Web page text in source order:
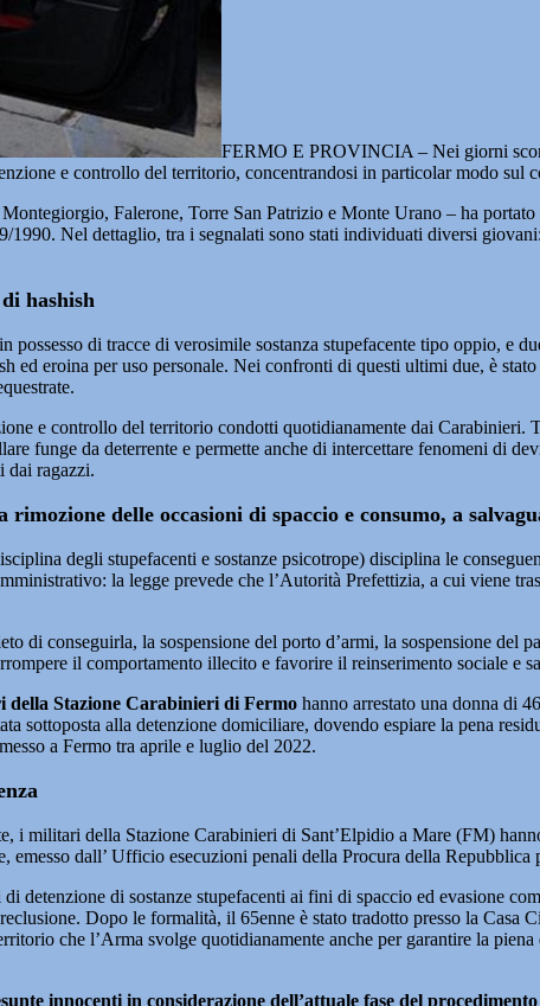
FERMO E PROVINCIA – Nei giorni
e controllo del territorio, concentrandosi in particolar modo sul
Falerone, Torre San Patrizio e Monte Urano – ha
1990. Nel dettaglio, tra i segnalati sono stati individuati diversi
hashish
di tracce di verosimile sostanza stupefacente tipo oppio, e
ed eroina per uso personale. Nei confronti di questi ultimi due, è
e controllo del territorio condotti quotidianamente dai Carabinieri.
funge da deterrente e permette anche di intercettare fenomeni di
dai ragazzi.
delle occasioni di spaccio e consumo, a
degli stupefacenti e sostanze psicotrope) disciplina le
la legge prevede che l’Autorità Prefettizia, a cui viene
di conseguirla, la sospensione del porto d’armi, la sospensione del
il comportamento illecito e favorire il reinserimento sociale e
della Stazione Carabinieri di Fermo hanno arrestato una donna di
sottoposta alla detenzione domiciliare, dovendo espiare la pena
a Fermo tra aprile e luglio del 2022.
i militari della Stazione Carabinieri di Sant’Elpidio a Mare (FM)
emesso dall’ Ufficio esecuzioni penali della Procura della
detenzione di sostanze stupefacenti ai fini di spaccio ed evasione
Dopo le formalità, il 65enne è stato tradotto presso la
che l’Arma svolge quotidianamente anche per garantire la
innocenti in considerazione dell’attuale fase del